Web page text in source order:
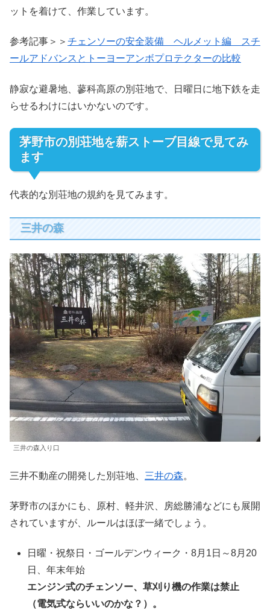
ットを着けて、作業しています。
参考記事＞＞ チェンソーの安全装備 ヘルメット編 スチ
ールアドバンスとトーヨーアンボプロテクターの比較
静寂な避暑地、蓼科高原の別荘地で、日曜日に地下鉄を走
らせるわけにはいかないのです。
茅野市の別荘地を薪ストーブ目線で見てみ
ます
代表的な別荘地の規約を見てみます。
三井の森
三井の森入り口
三井不動産の開発した別荘地、 三井の森。
茅野市のほかにも、原村、軽井沢、房総勝浦などにも展開
されていますが、ルールはほぼ一緒でしょう。
日曜・祝祭日・ゴールデンウィーク・8月1日～8月20
日、年末年始
エンジン式のチェンソー、草刈り機の作業は禁止
（電気式ならいいのかな？）。